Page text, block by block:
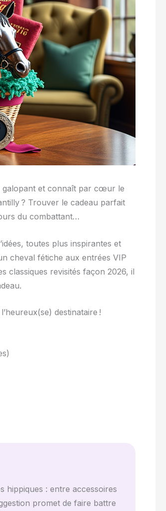
galopant et connaît par cœur le
? Trouver le cadeau parfait
du combattant…
toutes plus inspirantes et
cheval fétiche aux entrées VIP
classiques revisités façon 2026, il
destinataire !
hippiques : entre accessoires
promet de faire battre